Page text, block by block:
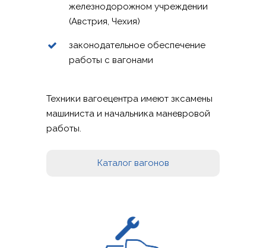
железнодорожном учреждении
(Австрия, Чехия)
законодательное обеспечение
работы с вагонами
Техники вагоецентра имеют зксамены
машиниста и начальника маневровой
работы.
Каталог вагонов
НОВОСТИ
КОМБИНИРОВАННЫЕ
МОБИЛЬНАЯ
(ENGLISH)
КАРЬЕРА
РУССКИЙ